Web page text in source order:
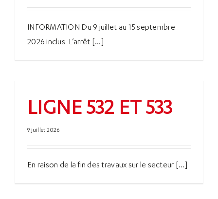
INFORMATION Du 9 juillet au 15 septembre
2026 inclus L’arrêt [...]
LIGNE 532 ET 533
9 juillet 2026
En raison de la fin des travaux sur le secteur [...]